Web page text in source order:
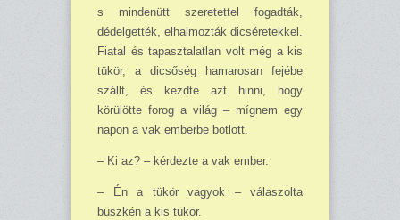
s mindenütt szere­tettel fogadták,
dédelget­ték, elhalmozták dicsére­tekkel.
Fiatal és tapasztalatlan volt még a kis
tü­kör, a dicsőség hamarosan fejébe
szállt, és kezdte azt hinni, hogy
körülötte forog a világ – mígnem egy
na­pon a vak emberbe bot­lott.
– Ki az? – kérdezte a vak ember.
– Én a tükör vagyok – válaszolta
büszkén a kis tükör.